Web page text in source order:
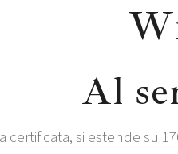
Al
certificata, si estende su